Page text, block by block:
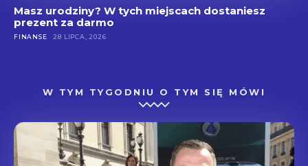
Masz urodziny? W tych miejscach dostaniesz
prezent za darmo
FINANSE 28 LIPCA, 2026
W TYM TYGODNIU O TYM SIĘ MÓWI